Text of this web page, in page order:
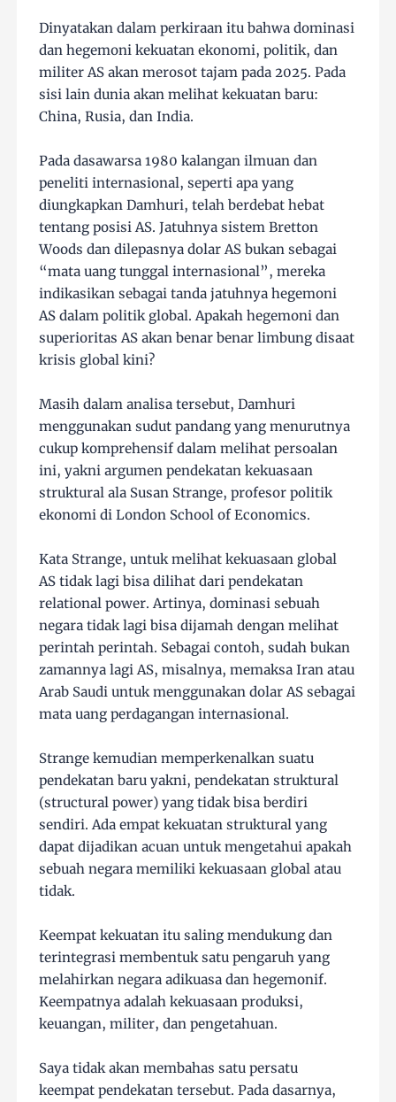
Dinyatakan dalam perkiraan itu bahwa dominasi
dan hegemoni kekuatan ekonomi, politik, dan
militer AS akan merosot tajam pada 2025. Pada
sisi lain dunia akan melihat kekuatan baru:
China, Rusia, dan India.
Pada dasawarsa 1980 kalangan ilmuan dan
peneliti internasional, seperti apa yang
diungkapkan Damhuri, telah berdebat hebat
tentang posisi AS. Jatuhnya sistem Bretton
Woods dan dilepasnya dolar AS bukan sebagai
“mata uang tunggal internasional”, mereka
indikasikan sebagai tanda jatuhnya hegemoni
AS dalam politik global. Apakah hegemoni dan
superioritas AS akan benar benar limbung disaat
krisis global kini?
Masih dalam analisa tersebut, Damhuri
menggunakan sudut pandang yang menurutnya
cukup komprehensif dalam melihat persoalan
ini, yakni argumen pendekatan kekuasaan
struktural ala Susan Strange, profesor politik
ekonomi di London School of Economics.
Kata Strange, untuk melihat kekuasaan global
AS tidak lagi bisa dilihat dari pendekatan
relational power. Artinya, dominasi sebuah
negara tidak lagi bisa dijamah dengan melihat
perintah perintah. Sebagai contoh, sudah bukan
zamannya lagi AS, misalnya, memaksa Iran atau
Arab Saudi untuk menggunakan dolar AS sebagai
mata uang perdagangan internasional.
Strange kemudian memperkenalkan suatu
pendekatan baru yakni, pendekatan struktural
(structural power) yang tidak bisa berdiri
sendiri. Ada empat kekuatan struktural yang
dapat dijadikan acuan untuk mengetahui apakah
sebuah negara memiliki kekuasaan global atau
tidak.
Keempat kekuatan itu saling mendukung dan
terintegrasi membentuk satu pengaruh yang
melahirkan negara adikuasa dan hegemonif.
Keempatnya adalah kekuasaan produksi,
keuangan, militer, dan pengetahuan.
Saya tidak akan membahas satu persatu
keempat pendekatan tersebut. Pada dasarnya,